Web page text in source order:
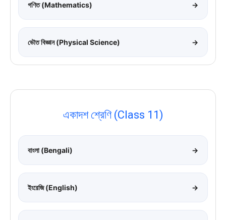
গণিত (Mathematics) →
ভৌত বিজ্ঞান (Physical Science) →
একাদশ শ্রেণি (Class 11)
বাংলা (Bengali) →
ইংরেজি (English) →